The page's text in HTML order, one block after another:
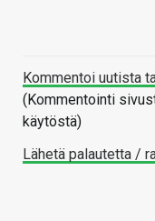
Kommentoi uutista
(Kommentointi
käytöstä)
Lähetä palautetta /